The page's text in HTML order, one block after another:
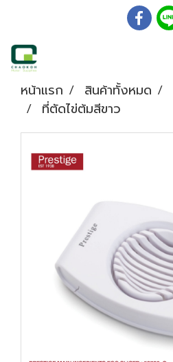
หน้าแรก สินค้าทั้งหมด
ที่ตัดไข่ต้มสีขาว